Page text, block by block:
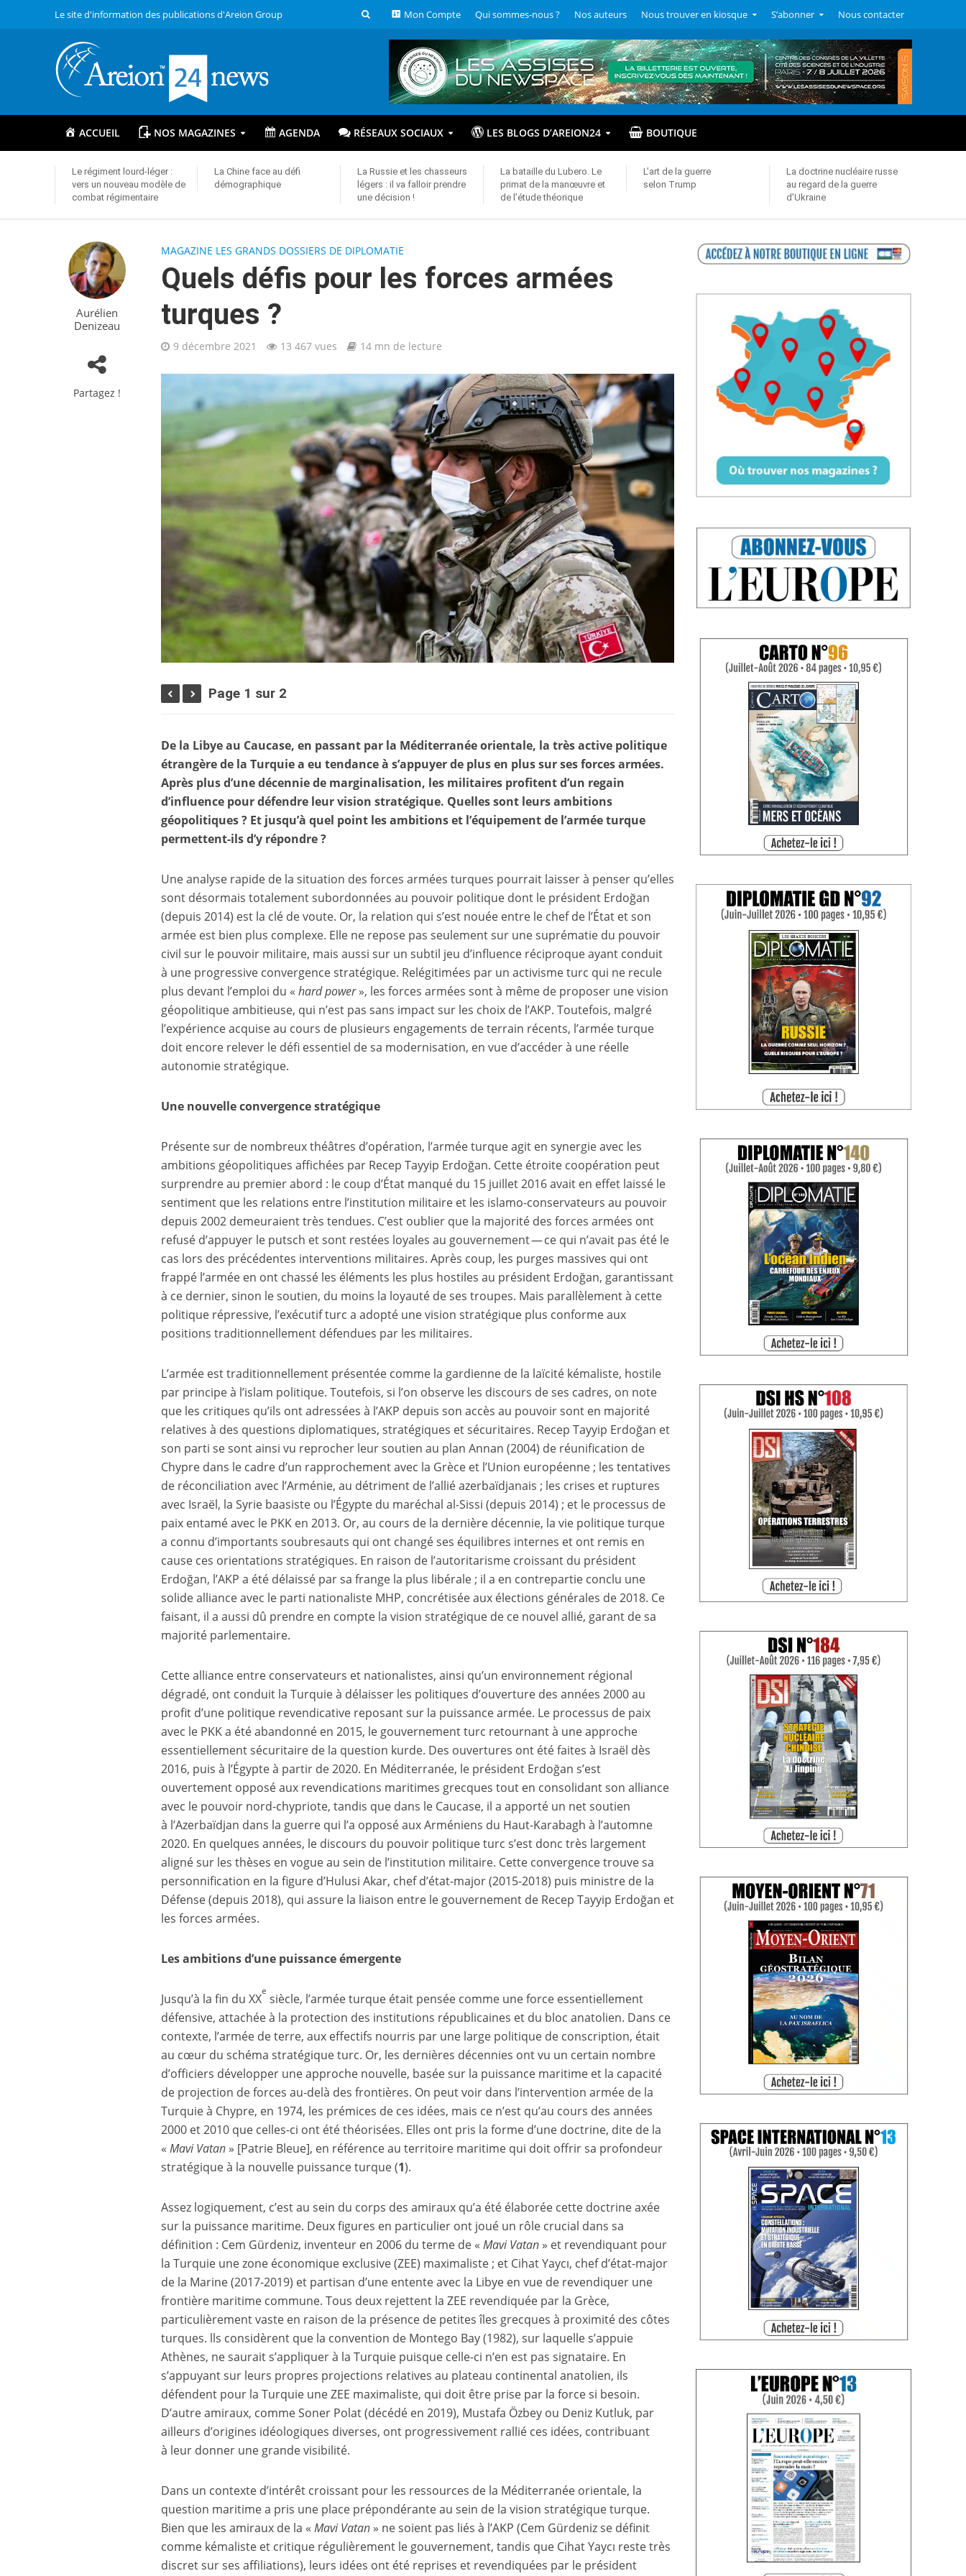
Le site d'information des publications d'Areion Group Mon Compte Qui sommes-nous ? Nos auteurs Nous trouver en kiosque S’abonner Nous contacter
ACCUEIL NOS MAGAZINES AGENDA RÉSEAUX SOCIAUX LES BLOGS D’AREION24 BOUTIQUE
Le régiment lourd-léger :
vers un nouveau modèle de
combat régimentaire
La Chine face au défi
démographique
La Russie et les chasseurs
légers : il va falloir prendre
une décision !
La bataille du Lubero. Le
primat de la manœuvre et
de l’étude théorique
L’art de la guerre
selon Trump
La doctrine nucléaire russe
au regard de la guerre
d’Ukraine
Aurélien
Denizeau
Partagez !
MAGAZINE LES GRANDS DOSSIERS DE DIPLOMATIE
Quels défis pour les forces armées
turques ?
9 décembre 2021 13 467 vues 14 mn de lecture
Page 1 sur 2
De la Libye au Caucase, en passant par la Méditerranée orientale, la très active politique
étrangère de la Turquie a eu tendance à s’appuyer de plus en plus sur ses forces armées.
Après plus d’une décennie de marginalisation, les militaires profitent d’un regain
d’influence pour défendre leur vision stratégique. Quelles sont leurs ambitions
géopolitiques ? Et jusqu’à quel point les ambitions et l’équipement de l’armée turque
permettent-ils d’y répondre ?
Une analyse rapide de la situation des forces armées turques pourrait laisser à penser qu’elles
sont désormais totalement subordonnées au pouvoir politique dont le président Erdoğan
(depuis 2014) est la clé de voute. Or, la relation qui s’est nouée entre le chef de l’État et son
armée est bien plus complexe. Elle ne repose pas seulement sur une suprématie du pouvoir
civil sur le pouvoir militaire, mais aussi sur un subtil jeu d’influence réciproque ayant conduit
à une progressive convergence stratégique. Relégitimées par un activisme turc qui ne recule
plus devant l’emploi du «hard power», les forces armées sont à même de proposer une vision
géopolitique ambitieuse, qui n’est pas sans impact sur les choix de l’AKP. Toutefois, malgré
l’expérience acquise au cours de plusieurs engagements de terrain récents, l’armée turque
doit encore relever le défi essentiel de sa modernisation, en vue d’accéder à une réelle
autonomie stratégique.
Une nouvelle convergence stratégique
Présente sur de nombreux théâtres d’opération, l’armée turque agit en synergie avec les
ambitions géopolitiques affichées par Recep Tayyip Erdoğan. Cette étroite coopération peut
surprendre au premier abord : le coup d’État manqué du 15 juillet 2016 avait en effet laissé le
sentiment que les relations entre l’institution militaire et les islamo-conservateurs au pouvoir
depuis 2002 demeuraient très tendues. C’est oublier que la majorité des forces armées ont
refusé d’appuyer le putsch et sont restées loyales au gouvernement — ce qui n’avait pas été le
cas lors des précédentes interventions militaires. Après coup, les purges massives qui ont
frappé l’armée en ont chassé les éléments les plus hostiles au président Erdoğan, garantissant
à ce dernier, sinon le soutien, du moins la loyauté de ses troupes. Mais parallèlement à cette
politique répressive, l’exécutif turc a adopté une vision stratégique plus conforme aux
positions traditionnellement défendues par les militaires.
L’armée est traditionnellement présentée comme la gardienne de la laïcité kémaliste, hostile
par principe à l’islam politique. Toutefois, si l’on observe les discours de ses cadres, on note
que les critiques qu’ils ont adressées à l’AKP depuis son accès au pouvoir sont en majorité
relatives à des questions diplomatiques, stratégiques et sécuritaires. Recep Tayyip Erdoğan et
son parti se sont ainsi vu reprocher leur soutien au plan Annan (2004) de réunification de
Chypre dans le cadre d’un rapprochement avec la Grèce et l’Union européenne ; les tentatives
de réconciliation avec l’Arménie, au détriment de l’allié azerbaïdjanais ; les crises et ruptures
avec Israël, la Syrie baasiste ou l’Égypte du maréchal al-Sissi (depuis 2014) ; et le processus de
paix entamé avec le PKK en 2013. Or, au cours de la dernière décennie, la vie politique turque
a connu d’importants soubresauts qui ont changé ses équilibres internes et ont remis en
cause ces orientations stratégiques. En raison de l’autoritarisme croissant du président
Erdoğan, l’AKP a été délaissé par sa frange la plus libérale ; il a en contrepartie conclu une
solide alliance avec le parti nationaliste MHP, concrétisée aux élections générales de 2018. Ce
faisant, il a aussi dû prendre en compte la vision stratégique de ce nouvel allié, garant de sa
majorité parlementaire.
Cette alliance entre conservateurs et nationalistes, ainsi qu’un environnement régional
dégradé, ont conduit la Turquie à délaisser les politiques d’ouverture des années 2000 au
profit d’une politique revendicative reposant sur la puissance armée. Le processus de paix
avec le PKK a été abandonné en 2015, le gouvernement turc retournant à une approche
essentiellement sécuritaire de la question kurde. Des ouvertures ont été faites à Israël dès
2016, puis à l’Égypte à partir de 2020. En Méditerranée, le président Erdoğan s’est
ouvertement opposé aux revendications maritimes grecques tout en consolidant son alliance
avec le pouvoir nord-chypriote, tandis que dans le Caucase, il a apporté un net soutien
à l’Azerbaïdjan dans la guerre qui l’a opposé aux Arméniens du Haut-Karabagh à l’automne
2020. En quelques années, le discours du pouvoir politique turc s’est donc très largement
aligné sur les thèses en vogue au sein de l’institution militaire. Cette convergence trouve sa
personnification en la figure d’Hulusi Akar, chef d’état-major (2015-2018) puis ministre de la
Défense (depuis 2018), qui assure la liaison entre le gouvernement de Recep Tayyip Erdoğan et
les forces armées.
Les ambitions d’une puissance émergente
Jusqu’à la fin du XX
e
siècle, l’armée turque était pensée comme une force essentiellement
défensive, attachée à la protection des institutions républicaines et du bloc anatolien. Dans ce
contexte, l’armée de terre, aux effectifs nourris par une large politique de conscription, était
au cœur du schéma stratégique turc. Or, les dernières décennies ont vu un certain nombre
d’officiers développer une approche nouvelle, basée sur la puissance maritime et la capacité
de projection de forces au-delà des frontières. On peut voir dans l’intervention armée de la
Turquie à Chypre, en 1974, les prémices de ces idées, mais ce n’est qu’au cours des années
2000 et 2010 que celles-ci ont été théorisées. Elles ont pris la forme d’une doctrine, dite de la
«Mavi Vatan » [Patrie Bleue], en référence au territoire maritime qui doit offrir sa profondeur
stratégique à la nouvelle puissance turque (1).
Assez logiquement, c’est au sein du corps des amiraux qu’a été élaborée cette doctrine axée
sur la puissance maritime. Deux figures en particulier ont joué un rôle crucial dans sa
définition : Cem Gürdeniz, inventeur en 2006 du terme de «Mavi Vatan » et revendiquant pour
la Turquie une zone économique exclusive (ZEE) maximaliste ; et Cihat Yaycı, chef d’état-major
de la Marine (2017-2019) et partisan d’une entente avec la Libye en vue de revendiquer une
frontière maritime commune. Tous deux rejettent la ZEE revendiquée par la Grèce,
particulièrement vaste en raison de la présence de petites îles grecques à proximité des côtes
turques. lls considèrent que la convention de Montego Bay (1982), sur laquelle s’appuie
Athènes, ne saurait s’appliquer à la Turquie puisque celle-ci n’en est pas signataire. En
s’appuyant sur leurs propres projections relatives au plateau continental anatolien, ils
défendent pour la Turquie une ZEE maximaliste, qui doit être prise par la force si besoin.
D’autre amiraux, comme Soner Polat (décédé en 2019), Mustafa Özbey ou Deniz Kutluk, par
ailleurs d’origines idéologiques diverses, ont progressivement rallié ces idées, contribuant
à leur donner une grande visibilité.
Dans un contexte d’intérêt croissant pour les ressources de la Méditerranée orientale, la
question maritime a pris une place prépondérante au sein de la vision stratégique turque.
Bien que les amiraux de la «Mavi Vatan » ne soient pas liés à l’AKP (Cem Gürdeniz se définit
comme kémaliste et critique régulièrement le gouvernement, tandis que Cihat Yaycı reste très
discret sur ses affiliations), leurs idées ont été reprises et revendiquées par le président